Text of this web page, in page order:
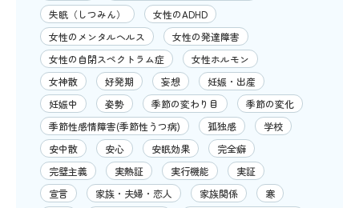
失眠（しつみん）
女性のADHD
女性のメンタルヘルス
女性の発達障害
女性の自閉スペクトラム症
女性ホルモン
女神散
好発期 妄想
妊娠・出産
妊娠中
姿勢 季節の変わり目
季節の変化
季節性感情障害(季節性うつ病)
孤独感
学校
安中散
安心 安眠効果
完全癖
完璧主義
実熱証 実行機能
実証
宣言
家族・夫婦・恋人 家族関係
寒